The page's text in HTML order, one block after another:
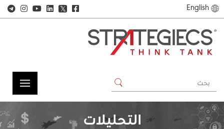
English
𝕏
التحليلات